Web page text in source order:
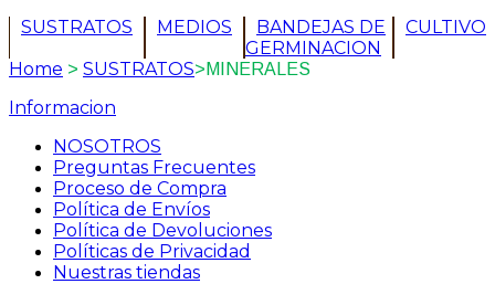
SUSTRATOS
MEDIOS
BANDEJAS DE
GERMINACION
CULTIVO
Home > SUSTRATOS> MINERALES
Informacion
NOSOTROS
Preguntas Frecuentes
Proceso de Compra
Política de Envíos
Política de Devoluciones
Políticas de Privacidad
Nuestras tiendas